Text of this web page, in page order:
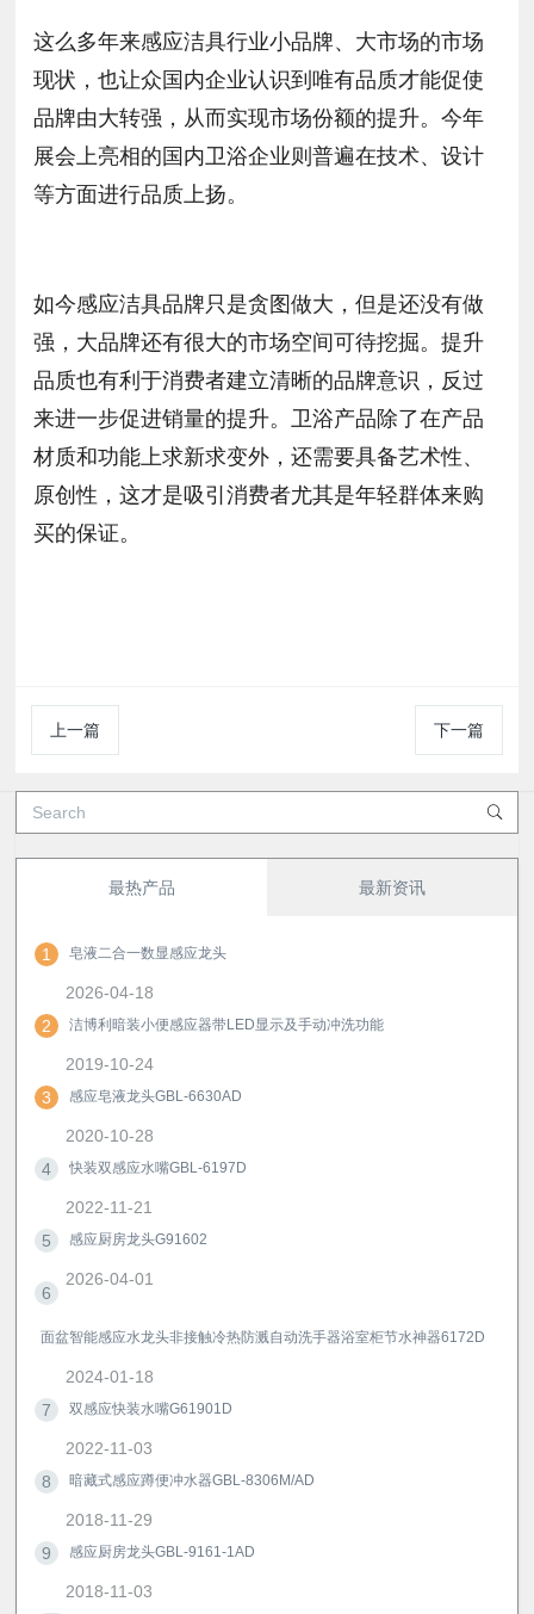
这么多年来感应洁具行业小品牌、大市场的市场
现状，也让众国内企业认识到唯有品质才能促使
品牌由大转强，从而实现市场份额的提升。今年
展会上亮相的国内卫浴企业则普遍在技术、设计
等方面进行品质上扬。
如今感应洁具品牌只是贪图做大，但是还没有做
强，大品牌还有很大的市场空间可待挖掘。提升
品质也有利于消费者建立清晰的品牌意识，反过
来进一步促进销量的提升。卫浴产品除了在产品
材质和功能上求新求变外，还需要具备艺术性、
原创性，这才是吸引消费者尤其是年轻群体来购
买的保证。
上一篇 下一篇
最热产品 最新资讯
1 皂液二合一数显感应龙头
2026-04-18
2
洁博利暗装小便感应器带LED显示及手动冲洗功能
2019-10-24
3
感应皂液龙头GBL-6630AD
2020-10-28
4
快装双感应水嘴GBL-6197D
2022-11-21
5
感应厨房龙头G91602
2026-04-01
6
面盆智能感应水龙头非接触冷热防溅自动洗手器浴室柜节水神器6172D
2024-01-18
7
双感应快装水嘴G61901D
2022-11-03
8
暗藏式感应蹲便冲水器GBL-8306M/AD
2018-11-29
9
感应厨房龙头GBL-9161-1AD
2018-11-03